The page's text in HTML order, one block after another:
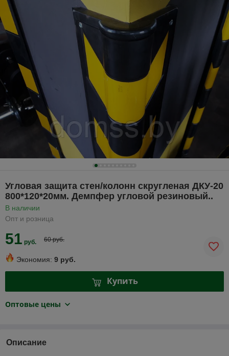
Угловая защита стен/колонн скругленая ДКУ-20
800*120*20мм. Демпфер угловой резиновый..
В наличии
Опт и розница
51 руб. 60 руб.
Экономия: 9 руб.
Купить
Оптовые цены
Описание